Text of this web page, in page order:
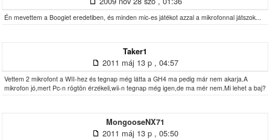
Én mevettem a Boogiet eredetiben, és minden mic-es játékot azzal a mikrofonnal játszok...
Taker1
2011 máj 13 p , 04:57
Vettem 2 mikrofont a WII-hez és tegnap még látta a GH4 ma pedig már nem akarja.A
mikrofon jó,mert Pc-n rögtön érzékeli,wii-n tegnap még igen,de ma mér nem.Mi lehet a baj?
MongooseNX71
2011 máj 13 p , 05:50